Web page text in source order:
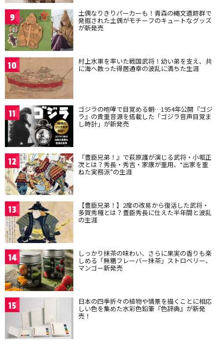
9 土偶なりきりパーカーも！青森の縄文遺跡群で
発掘された土偶がモチーフのキュートなグッズ
が新発売
10 村上水軍を率いた戦国武将！幼い弟を支え、共
に海へ散った得居通幸の波乱に満ちた生涯
11 ゴジラの咆哮で目覚める朝…1954年公開『ゴジ
ラ』の貴重音源を搭載した「ゴジラ音声目覚ま
し時計」が新発売
12 『豊臣兄弟！』で萩原護が演じる武将・小堀正
次とは？秀長・秀吉・家康が重用、“出家を重
ねた実務派”の生涯
13 【豊臣兄弟！】2度の改易から復活した武将・
多賀秀種とは？豊臣秀長に仕えた半年間と波乱
の生涯
14 しっかり抹茶の味わい、さらに果実の香りも楽
しめる「無糖フレーバー抹茶」ストロベリー、
マンゴー新発売
15 日本の四季折々の植物や情景を描くことに相応
しい色を集めた水彩色鉛筆『色辞典』が新発
売！